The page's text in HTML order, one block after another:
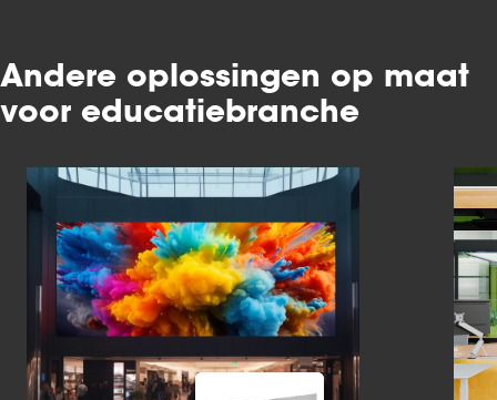
Andere oplossingen op maat
voor educatiebranche
Slide 1 of 5